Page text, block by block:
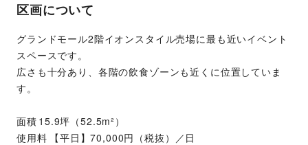
区画について
グランドモール2階イオンスタイル売場に最も近いイベント
スペースです。
広さも十分あり、各階の飲食ゾーンも近くに位置していま
す。
面積	15.9坪（52.5m²）
使用料	【平日】70,000円（税抜）／日